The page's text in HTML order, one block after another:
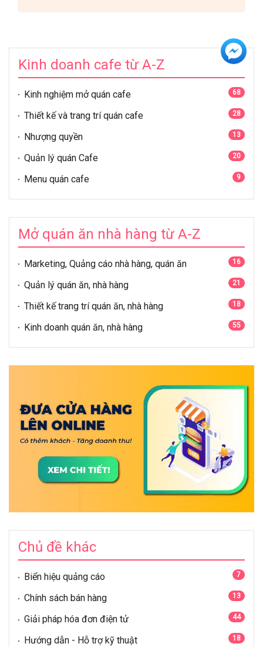
Kinh doanh cafe từ A-Z
Kinh nghiệm mở quán cafe 68
Thiết kế và trang trí quán cafe 28
Nhượng quyền 13
Quản lý quán Cafe 20
Menu quán cafe 9
Mở quán ăn nhà hàng từ A-Z
Marketing, Quảng cáo nhà hàng, quán ăn 16
Quản lý quán ăn, nhà hàng 21
Thiết kế trang trí quán ăn, nhà hàng 18
Kinh doanh quán ăn, nhà hàng 55
Chủ đề khác
Biển hiệu quảng cáo 7
Chính sách bán hàng 13
Giải pháp hóa đơn điện tử 44
Hướng dẫn - Hỗ trợ kỹ thuật 18